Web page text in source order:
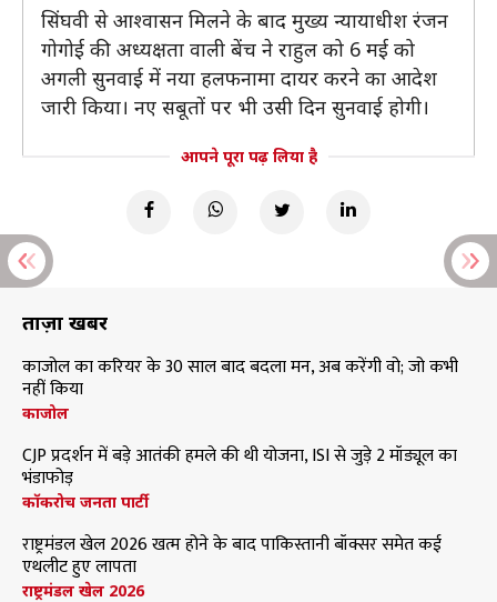
सिंघवी से आश्वासन मिलने के बाद मुख्य न्यायाधीश रंजन
गोगोई की अध्यक्षता वाली बेंच ने राहुल को 6 मई को
अगली सुनवाई में नया हलफनामा दायर करने का आदेश
जारी किया। नए सबूतों पर भी उसी दिन सुनवाई होगी।
आपने पूरा पढ़ लिया है
ताज़ा खबरें
काजोल का करियर के 30 साल बाद बदला मन, अब करेंगी वो; जो कभी
नहीं किया
काजोल
CJP प्रदर्शन में बड़े आतंकी हमले की थी योजना, ISI से जुड़े 2 मॉड्यूल का
भंडाफोड़
कॉकरोच जनता पार्टी
राष्ट्रमंडल खेल 2026 खत्म होने के बाद पाकिस्तानी बॉक्सर समेत कई
एथलीट हुए लापता
राष्ट्रमंडल खेल 2026